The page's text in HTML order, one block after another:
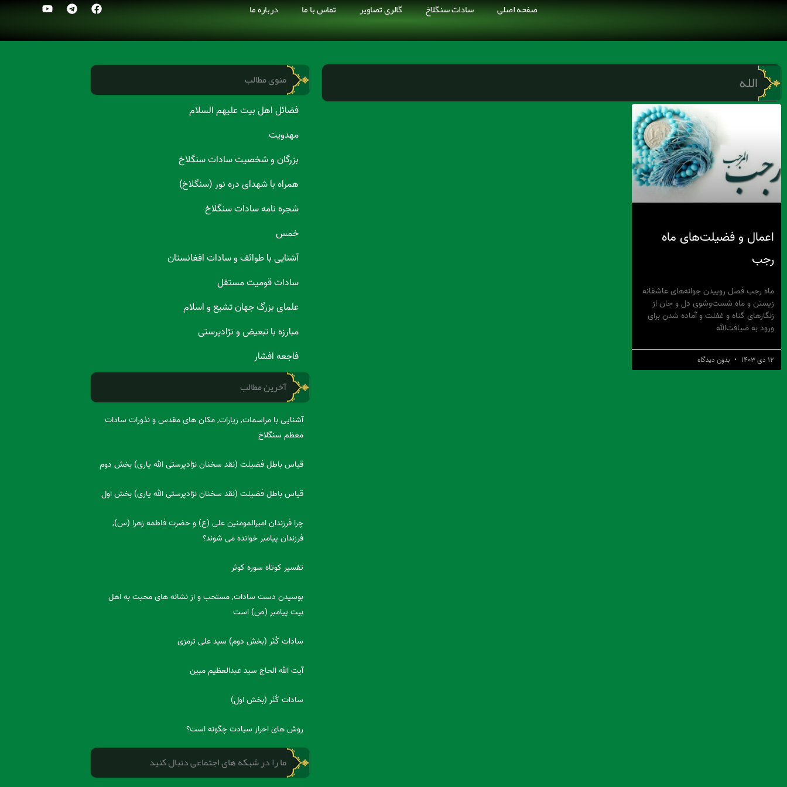
محتوا
صفحه اصلی سادات سنگلاخ گالری تصاویر تماس با ما درباره ما
الله
اعمال و فضیلت‌های ماه
رجب
ماه رجب فصل روییدن جوانه‌های عاشقانه
زیستن و ماه شست‌وشوی دل و جان از
زنگارهای گناه و غفلت و آماده شدن برای
ورود به ضیافت‌الله
۱۲ دی ۱۴۰۳ بدون دیدگاه
منوی مطالب
فضائل اهل بیت علیهم السلام
مهدویت
بزرگان و شخصیت سادات سنگلاخ
همراه با شهدای دره نور (سنگلاخ)
شجره نامه سادات سنگلاخ
خمس
آشنایی با طوائف و سادات افغانستان
سادات قومیت مستقل
علمای بزرگ جهان تشیع و اسلام
مبارزه با تبعیض و نژادپرستی
فاجعه افشار
آخرین مطالب
آشنایی با مراسمات, زیارات, مکان های مقدس و نذورات سادات
معظم سنگلاخ
قیاس باطل فضیلت (نقد سخنان نژادپرستی الله یاری) بخش دوم
قیاس باطل فضیلت (نقد سخنان نژادپرستی الله یاری) بخش اول
چرا فرزندان امیرالمومنین علی (ع) و حضرت فاطمه زهرا (س),
فرزندان پیامبر خوانده می شوند؟
تفسیر کوتاه سوره کوثر
بوسیدن دست سادات, مستحب و از نشانه های محبت به اهل
بیت پیامبر (ص) است
سادات کُنَر (بخش دوم) سید علی ترمزی
آیت الله الحاج سید عبدالعظیم مبین
سادات کُنَر (بخش اول)
روش های احراز سیادت چگونه است؟
ما را در شبکه های اجتماعی دنبال کنید